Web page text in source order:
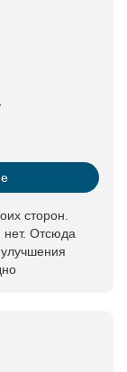
сторон.
нет. Отсюда